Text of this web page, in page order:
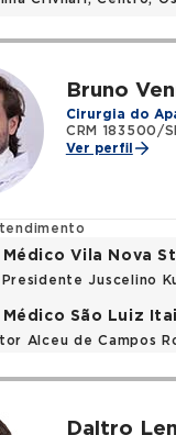
Bruno
Cirurgia do
CRM 183500/
Ver perfil
Vila Nova
Presidente Juscelino
São Luiz
Alceu de Campos
Daltro